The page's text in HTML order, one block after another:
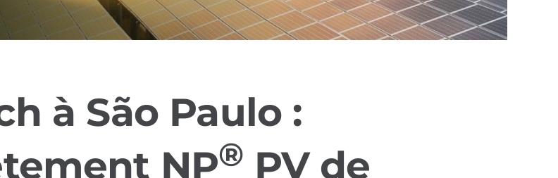
à São Paulo :
NP® PV de